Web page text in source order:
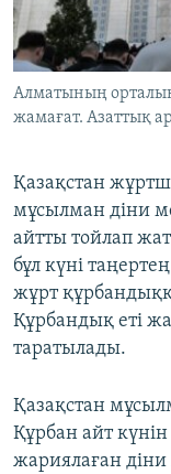
ЖАЗЫЛЫҢЫЗ
Басқа тілдерде
Алматының
жамағат. Азаттық
Қазақстан
мұсылман діни
айтты тойлап
бұл күні
жұрт
Құрбандық еті
таратылады.
Қазақстан
Құрбан айт
жариялаған